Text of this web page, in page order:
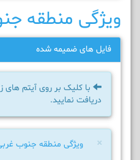
ویژگی منطقه
فایل های ضمیمه شده
با کلیک بر روی آیتم های
دریافت نمایید.
× ویژگی منطقه جنوب